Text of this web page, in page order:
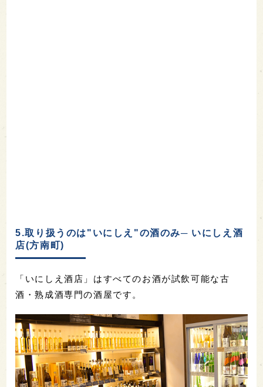
5.取り扱うのは"いにしえ"の酒のみ─ いにしえ酒
店(方南町)
「いにしえ酒店」はすべてのお酒が試飲可能な古
酒・熟成酒専門の酒屋です。